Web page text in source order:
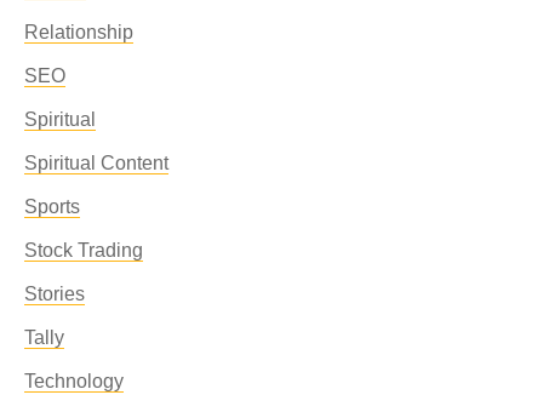
Relationship
SEO
Spiritual
Spiritual Content
Sports
Stock Trading
Stories
Tally
Technology